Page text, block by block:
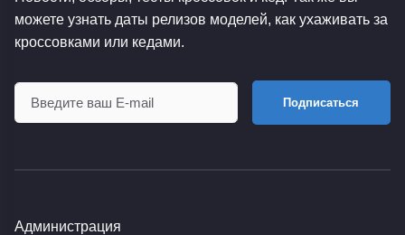
можете узнать даты релизов моделей, как ухаживать за
кроссовками или кедами.
Подписаться
Администрация